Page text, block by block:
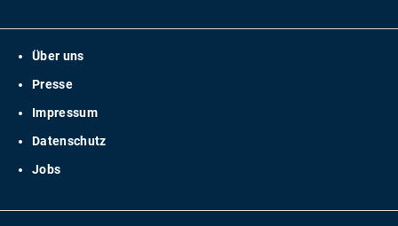
Über uns
Presse
Impressum
Datenschutz
Jobs